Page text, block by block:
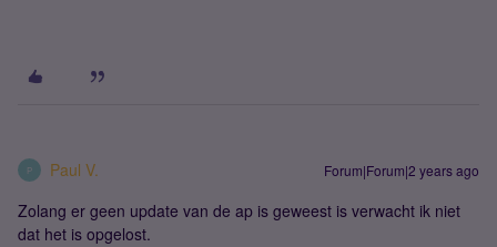
P Paul V. Forum|Forum|2 years ago
Zolang er geen update van de ap is geweest is verwacht ik niet
dat het is opgelost.